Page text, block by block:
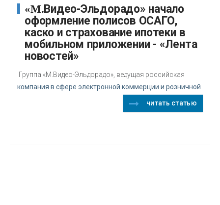
«М.Видео-Эльдорадо» начало
оформление полисов ОСАГО,
каско и страхование ипотеки в
мобильном приложении - «Лента
новостей»
Группа «М.Видео-Эльдорадо», ведущая российская
компания в сфере электронной коммерции и розничной
читать статью